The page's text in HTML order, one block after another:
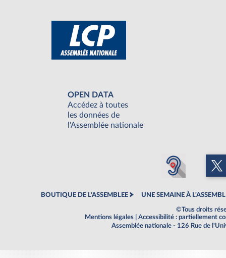
OPEN DATA
Accédez à toutes
les données de
l'Assemblée nationale
BOUTIQUE DE L'ASSEMBLEE UNE SEMAINE À
©Tous droits
Mentions légales
Accessibilité : partiellement
Assemblée nationale - 126 Rue de